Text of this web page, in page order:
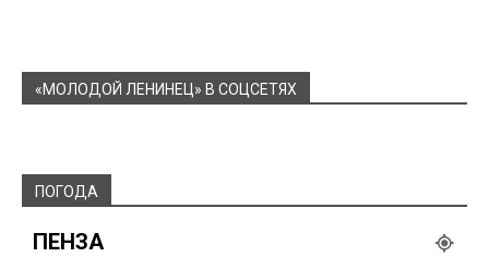
«МОЛОДОЙ ЛЕНИНЕЦ» В СОЦСЕТЯХ
ПОГОДА
ПЕНЗА